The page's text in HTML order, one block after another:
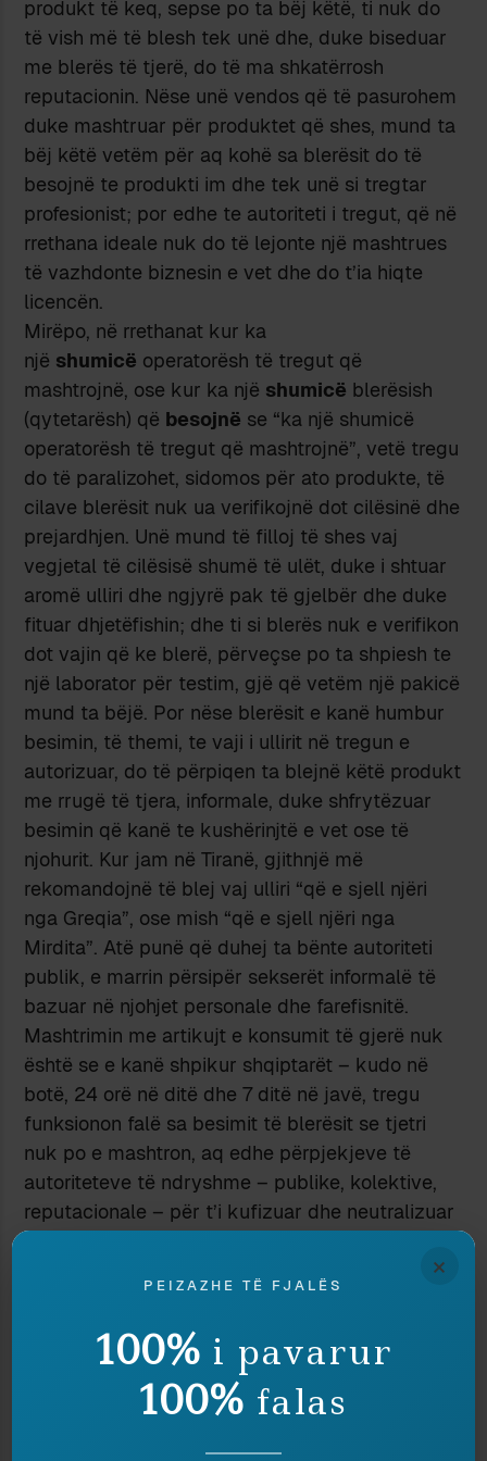
produkt të keq, sepse po ta bëj këtë, ti nuk do
të vish më të blesh tek unë dhe, duke biseduar
me blerës të tjerë, do të ma shkatërrosh
reputacionin. Nëse unë vendos që të pasurohem
duke mashtruar për produktet që shes, mund ta
bëj këtë vetëm për aq kohë sa blerësit do të
besojnë te produkti im dhe tek unë si tregtar
profesionist; por edhe te autoriteti i tregut, që në
rrethana ideale nuk do të lejonte një mashtrues
të vazhdonte biznesin e vet dhe do t’ia hiqte
licencën.
Mirëpo, në rrethanat kur ka
një shumicë operatorësh të tregut që
mashtrojnë, ose kur ka një shumicë blerësish
(qytetarësh) që besojnë se “ka një shumicë
operatorësh të tregut që mashtrojnë”, vetë tregu
do të paralizohet, sidomos për ato produkte, të
cilave blerësit nuk ua verifikojnë dot cilësinë dhe
prejardhjen. Unë mund të filloj të shes vaj
vegjetal të cilësisë shumë të ulët, duke i shtuar
aromë ulliri dhe ngjyrë pak të gjelbër dhe duke
fituar dhjetëfishin; dhe ti si blerës nuk e verifikon
dot vajin që ke blerë, përveçse po ta shpiesh te
një laborator për testim, gjë që vetëm një pakicë
mund ta bëjë. Por nëse blerësit e kanë humbur
besimin, të themi, te vaji i ullirit në tregun e
autorizuar, do të përpiqen ta blejnë këtë produkt
me rrugë të tjera, informale, duke shfrytëzuar
besimin që kanë te kushërinjtë e vet ose të
njohurit. Kur jam në Tiranë, gjithnjë më
rekomandojnë të blej vaj ulliri “që e sjell njëri
nga Greqia”, ose mish “që e sjell njëri nga
Mirdita”. Atë punë që duhej ta bënte autoriteti
publik, e marrin përsipër sekserët informalë të
bazuar në njohjet personale dhe farefisnitë.
Mashtrimin me artikujt e konsumit të gjerë nuk
është se e kanë shpikur shqiptarët – kudo në
botë, 24 orë në ditë dhe 7 ditë në javë, tregu
funksionon falë sa besimit të blerësit se tjetri
nuk po e mashtron, aq edhe përpjekjeve të
autoriteteve të ndryshme – publike, kolektive,
reputacionale – për t’i kufizuar dhe neutralizuar
besimi se autoritetet përkatëse po bëjnë aq sa
mundësinë reale që mashtruesit të përfundojnë
në burg. Mirëpo nuk ka asnjë autoritet që të
mund ta ushtrojë funksionin e vet, në rrethanat
kur ka një shumicë operatorësh që mashtrojnë;
kur një shitës tregton produkte të skaduara,
×
PEIZAZHE TË FJALËS
100% i pavarur
100% falas